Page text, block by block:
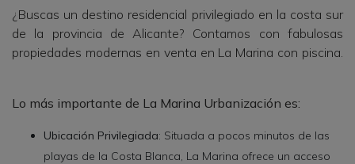
¿Buscas un destino residencial privilegiado en la costa sur
de la provincia de Alicante? Contamos con fabulosas
propiedades modernas en venta en La Marina con piscina.
Lo más importante de La Marina Urbanización es:
Ubicación Privilegiada: Situada a pocos minutos de las
playas de la Costa Blanca, La Marina ofrece un acceso